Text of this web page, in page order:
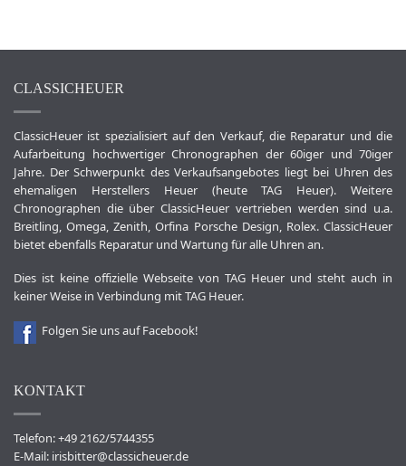
CLASSICHEUER
ClassicHeuer ist spezialisiert auf den Verkauf, die Reparatur und die
Aufarbeitung hochwertiger Chronographen der 60iger und 70iger
Jahre. Der Schwerpunkt des Verkaufsangebotes liegt bei Uhren des
ehemaligen Herstellers Heuer (heute TAG Heuer). Weitere
Chronographen die über ClassicHeuer vertrieben werden sind u.a.
Breitling, Omega, Zenith, Orfina Porsche Design, Rolex. ClassicHeuer
bietet ebenfalls Reparatur und Wartung für alle Uhren an.
Dies ist keine offizielle Webseite von TAG Heuer und steht auch in
keiner Weise in Verbindung mit TAG Heuer.
Folgen Sie uns auf Facebook!
KONTAKT
Telefon: +49 2162/5744355
E-Mail: irisbitter@classicheuer.de